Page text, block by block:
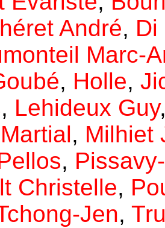
André, Di
Marc-
, Holle,
, Lehideux Guy
Martial, Milhiet
,
Christelle,
Jen,